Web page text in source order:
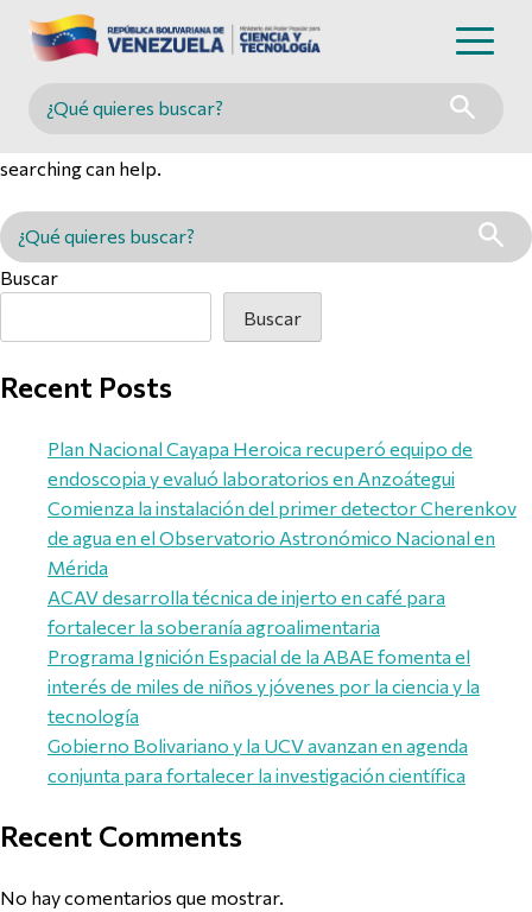
Buscar en MINCYT
searching can help.
Buscar en MINCYT
Buscar
Buscar
Recent Posts
Plan Nacional Cayapa Heroica recuperó equipo de
endoscopia y evaluó laboratorios en Anzoátegui
Comienza la instalación del primer detector Cherenkov
de agua en el Observatorio Astronómico Nacional en
Mérida
ACAV desarrolla técnica de injerto en café para
fortalecer la soberanía agroalimentaria
Programa Ignición Espacial de la ABAE fomenta el
interés de miles de niños y jóvenes por la ciencia y la
tecnología
Gobierno Bolivariano y la UCV avanzan en agenda
conjunta para fortalecer la investigación científica
Recent Comments
No hay comentarios que mostrar.